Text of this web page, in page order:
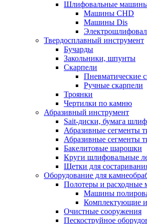
Шлифовальные
Машины CHD
Машины Dis
Твердосплавный инструмент
Бучарды
Закольники, шпунты
Скарпели
Пневматические
Ручные скарпели
Троянки
Чертилки по камню
Абразивный инструмент
Sait-диски, бумага
Абразивные сегменты
Абразивные сегменты
Бакелитовые шарошки
Круги шлифовальные
Щетки для
Оборудование для
Полотеры и расходные
Машины
Комплектующие
Очистные сооружения
Пескоструйное